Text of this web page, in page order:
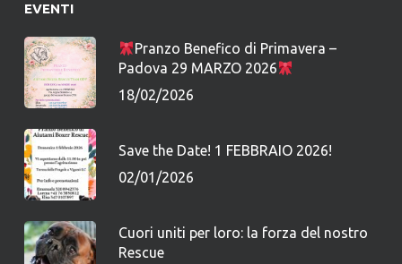
EVENTI
Pranzo Benefico di Primavera –
Padova 29 MARZO 2026
18/02/2026
Save the Date! 1 FEBBRAIO 2026!
02/01/2026
Cuori uniti per loro: la forza del nostro
Rescue